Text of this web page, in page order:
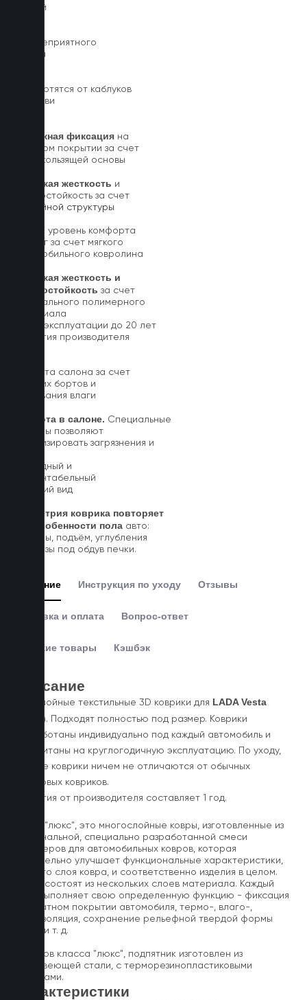
чистой
Нет неприятного
запаха
Не портятся от каблуков
на обуви
Надежная фиксация на
штатном покрытии за счет
антискользящей основы
Высокая жесткость и
износостойкость за счет
5-слойной структуры
Новый уровень комфорта
для ног за счет мягкого
автомобильного ковролина
Высокая жесткость и
износостойкость за счет
специального полимерного
материала
Срок эксплуатации до 20 лет
Гарантия производителя
Чистота салона за счет
высоких бортов и
впитывания влаги
Чистота в салоне. Специальные
выступы позволяют
локализировать загрязнения и
Солидный и
презентабельный
внешний вид
Геометрия коврика повторяет
все особенности пола авто:
выступы, подъём, углубления
и вырезы под обдув печки.
Описание Инструкция по уходу Отзывы
Доставка и оплата Вопрос-ответ
Похожие товары Кэшбэк
Описание
Пятислойные текстильные 3D коврики для LADA Vesta
(2015-). Подходят полностью под размер. Коврики
разработаны индивидуально под каждый автомобиль и
рассчитаны на круглогодичную эксплуатацию. По уходу,
данные коврики ничем не отличаются от обычных
резиновых ковриков.
Гарантия от производителя составляет 1 год.
Ковры "люкс", это многослойные ковры, изготовленные из
оригинальной, специально разработанной смеси
полимеров для автомобильных ковров, которая
значительно улучшает функциональные характеристики,
каждого слоя ковра, и соответственно изделия в целом.
Ковры состоят из нескольких слоев материала. Каждый
слой выполняет свою определенную функцию - фиксация
на штатном покрытии автомобиля, термо-, влаго-,
звукоизоляция, сохранение рельефной твердой формы
ковра и т. д.
У ковров класса "люкс", подпятник изготовлен из
нержавеющей стали, с терморезинопластиковыми
вставками.
Характеристики